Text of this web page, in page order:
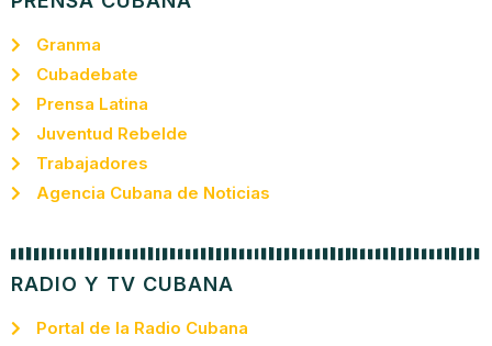
Granma
Cubadebate
Prensa Latina
Juventud Rebelde
Trabajadores
Agencia Cubana de Noticias
RADIO Y TV CUBANA
Portal de la Radio Cubana